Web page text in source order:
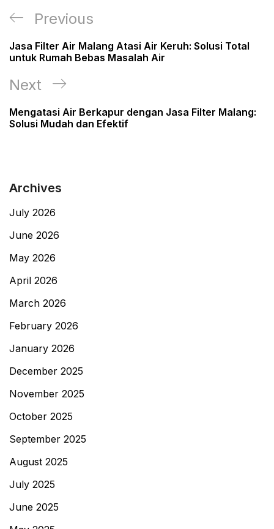
Post
Previous
Post
Previous
Jasa Filter Air Malang Atasi Air Keruh: Solusi Total
untuk Rumah Bebas Masalah Air
Next
Post
Next
Mengatasi Air Berkapur dengan Jasa Filter Malang:
Solusi Mudah dan Efektif
Archives
July 2026
June 2026
May 2026
April 2026
March 2026
February 2026
January 2026
December 2025
November 2025
October 2025
September 2025
August 2025
July 2025
June 2025